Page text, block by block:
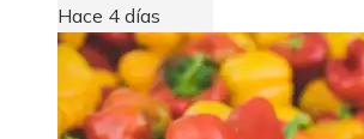
Hace 4 días